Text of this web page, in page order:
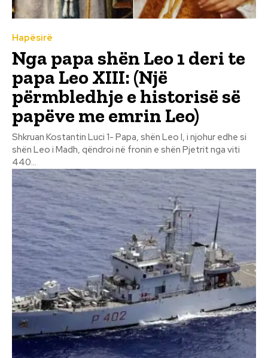
Hapësirë
Nga papa shën Leo 1 deri te
papa Leo XIII: (Një
përmbledhje e historisë së
papëve me emrin Leo)
Shkruan Kostantin Luci 1- Papa, shën Leo I, i njohur edhe si
shën Leo i Madh, qëndroi në fronin e shën Pjetrit nga viti
440...